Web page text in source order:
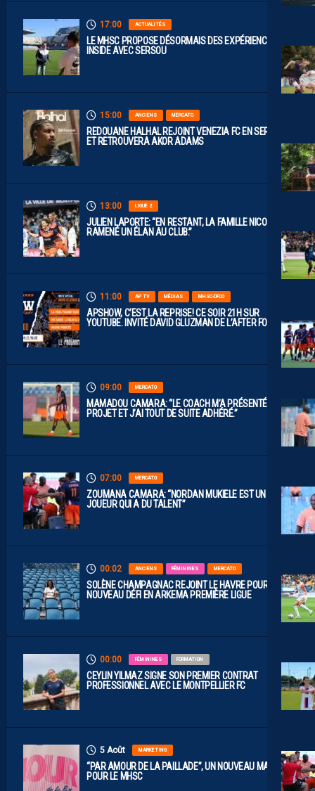
17:00 ACTUALITÉS
LE MHSC PROPOSE DÉSORMAIS DES EXPÉRIENCES
INSIDE AVEC SERSOU
15:00 ANCIENS MERCATO
REDOUANE HALHAL REJOINT VENEZIA FC EN SERIE A
ET RETROUVERA AKOR ADAMS
13:00 LIGUE 2
JULIEN LAPORTE: “EN RESTANT, LA FAMILLE NICOLLIN A
RAMENÉ UN ÉLAN AU CLUB.”
11:00 AP TV MÉDIAS MHSC-DFCO
APSHOW, C’EST LA REPRISE! CE SOIR 21H SUR
YOUTUBE. INVITÉ DAVID GLUZMAN DE L’AFTER FOOT.
09:00 MERCATO
MAMADOU CAMARA: “LE COACH M’A PRÉSENTÉ LE
PROJET ET J’AI TOUT DE SUITE ADHÉRÉ.”
07:00 MERCATO
ZOUMANA CAMARA: “NORDAN MUKIELE EST UN
JOUEUR QUI A DU TALENT”
00:02 ANCIENS FÉMININES MERCATO
SOLÈNE CHAMPAGNAC REJOINT LE HAVRE POUR UN
NOUVEAU DÉFI EN ARKEMA PREMIÈRE LIGUE
00:00 FÉMININES FORMATION
CEYLIN YILMAZ SIGNE SON PREMIER CONTRAT
PROFESSIONNEL AVEC LE MONTPELLIER FC
5 Août MARKETING
“PAR AMOUR DE LA PAILLADE”, UN NOUVEAU MAILLOT
POUR LE MHSC